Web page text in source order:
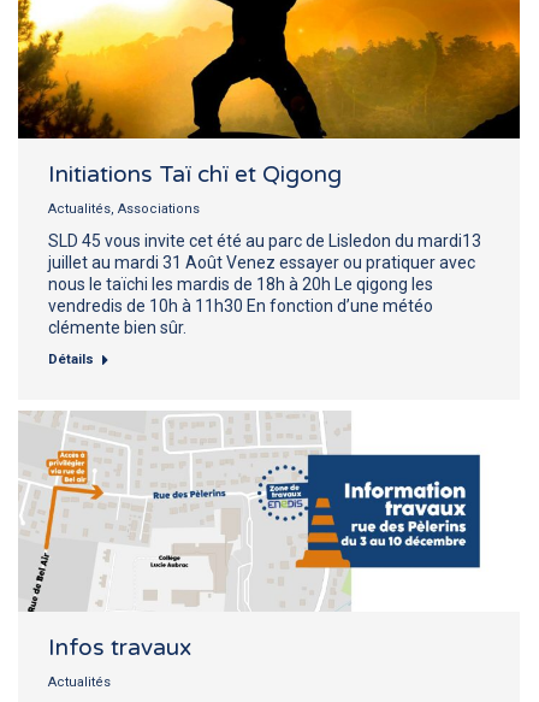
Initiations Taï chï et Qigong
Actualités, Associations
SLD 45 vous invite cet été au parc de Lisledon du mardi13
juillet au mardi 31 Août Venez essayer ou pratiquer avec
nous le taïchi les mardis de 18h à 20h Le qigong les
vendredis de 10h à 11h30 En fonction d’une météo
clémente bien sûr.
Détails
Infos travaux
Actualités